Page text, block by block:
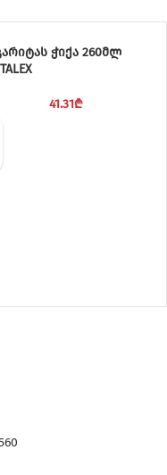
ჭიქა 260მლ
41.31₾